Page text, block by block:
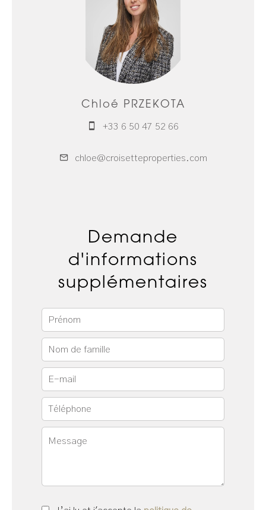
Chloé PRZEKOTA
+33 6 50 47 52 66
chloe@croisetteproperties.com
Demande
d'informations
supplémentaires